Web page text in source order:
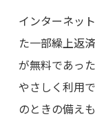
インターネッ
た一部繰上返
が無料であっ
やさしく利用
のときの備え